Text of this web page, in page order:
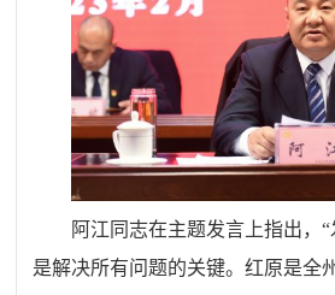
阿江同志在主题发言上指出，“
是解决所有问题的关键。红原是全